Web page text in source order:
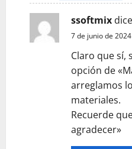
ssoftmix
7 de junio de
Claro que sí,
opción de
arreglamos
materiales.
Recuerde
agradecer»